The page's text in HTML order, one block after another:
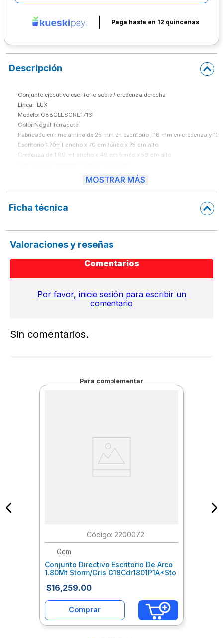
Paga hasta en 12 quincenas
Descripción
Conjunto ejecutivo escritorio sobre / credenza derecha
Línea:  LUX
Modelo: G88CLESCRE1716I
Color:Nogal Terracota
Fabricado en : melamina de 25 mm en escritorio , 16 mm en credenza y 12
Escritorio 1.70mt ancho x 70 cm fondo x 75 cm alto.
Credenza de 1.60 mt ancho x 46 cm fondo x 59 cm alto
Con regatones niveladores de altura.
Medida General: 1.93mt ancho  x 1.60 mt largo x 75 cm alto
MOSTRAR MÁS
Ficha técnica
Valoraciones y reseñas
Comentarios
Por favor, inicie sesión para escribir un
comentario
Sin comentarios.
Para complementar
: 2200072
Gcm
Conjunto Directivo Escritorio De Arco
1.80Mt Storm/Gris G18Cdr1801P1A*Sto
$16,259.00
Comprar